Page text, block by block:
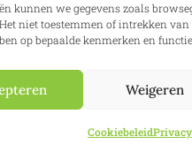
kunnen we gegevens zoals
niet toestemmen of intrekken
op bepaalde kenmerken en
Weigeren
Cookiebeleid
|